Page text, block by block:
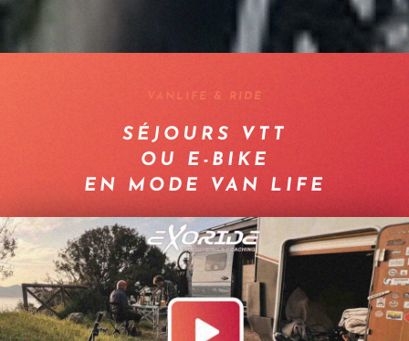
VANLIFE & RIDE
SÉJOURS VTT
OU E-BIKE
EN MODE VAN LIFE